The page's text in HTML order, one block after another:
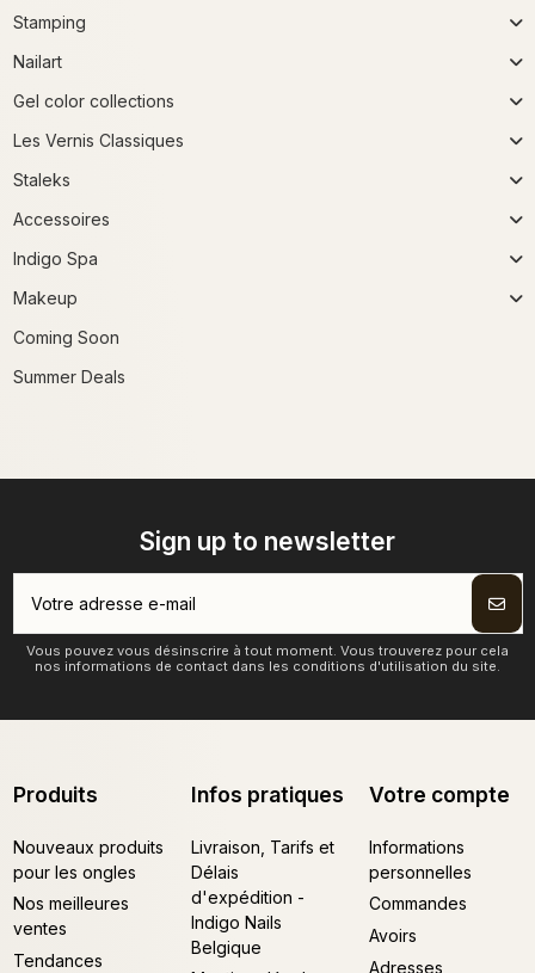
Stamping
Nailart
Gel color collections
Les Vernis Classiques
Staleks
Accessoires
Indigo Spa
Makeup
Coming Soon
Summer Deals
Sign up to newsletter
Vous pouvez vous désinscrire à tout moment. Vous trouverez pour cela
nos informations de contact dans les conditions d'utilisation du site.
Produits
Nouveaux produits
pour les ongles
Nos meilleures
ventes
Tendances
Infos pratiques
Livraison, Tarifs et
Délais
d'expédition -
Indigo Nails
Belgique
Votre compte
Informations
personnelles
Commandes
Avoirs
Adresses